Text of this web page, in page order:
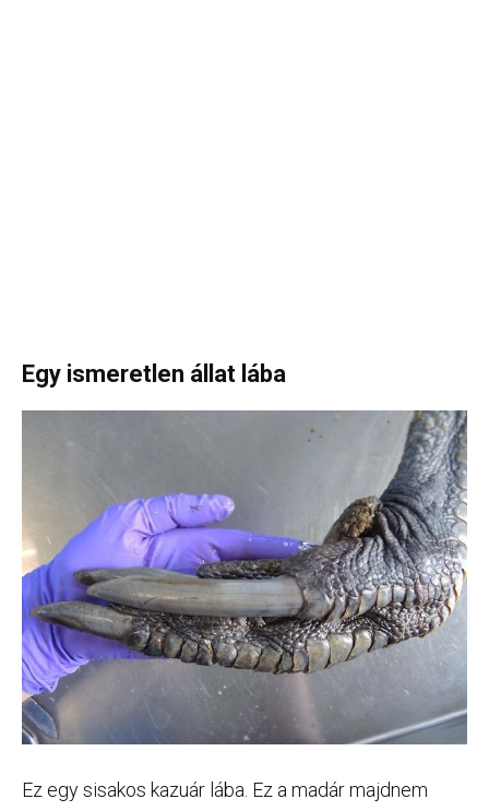
Egy ismeretlen állat lába
Ez egy sisakos kazuár lába. Ez a madár majdnem